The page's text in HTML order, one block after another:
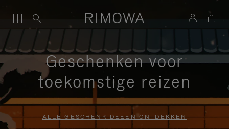
Geschenken voor
toekomstige reizen
ALLE GESCHENKIDEEËN ONTDEKKEN